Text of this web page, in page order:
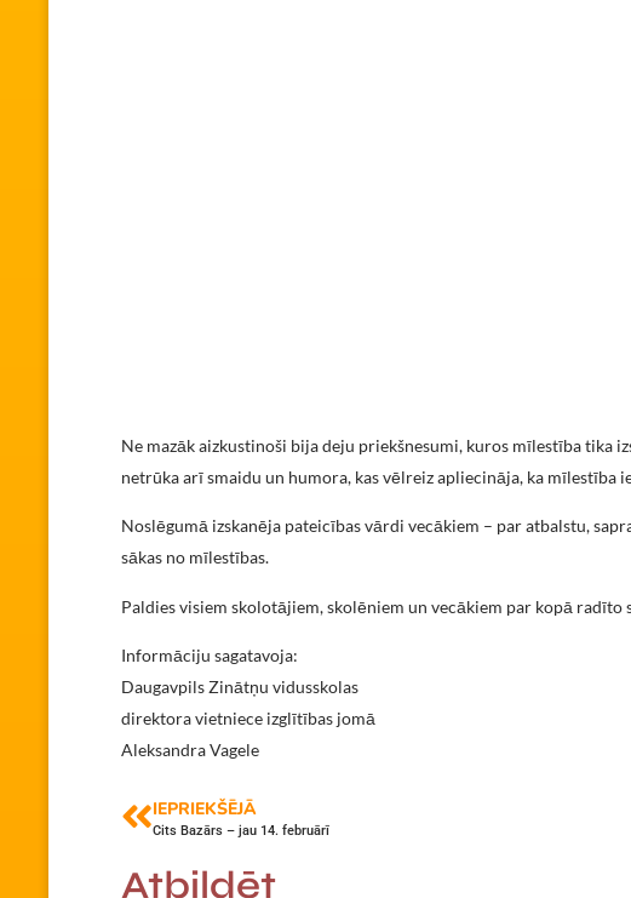
Ne mazāk aizkustinoši bija deju priekšnesumi, kuros mīlestība tika
netrūka arī smaidu un humora, kas vēlreiz apliecināja, ka mīlestība
Noslēgumā izskanēja pateicības vārdi vecākiem – par atbalstu,
sākas no mīlestības.
Paldies visiem skolotājiem, skolēniem un vecākiem par kopā radīto
Informāciju sagatavoja:
Daugavpils Zinātņu vidusskolas
direktora vietniece izglītības jomā
Aleksandra Vagele
IEPRIEKŠĒJĀ
Cits Bazārs – jau 14. februārī
Atbildēt